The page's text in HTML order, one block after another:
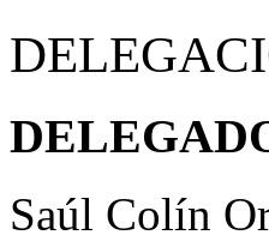
Saúl Colín